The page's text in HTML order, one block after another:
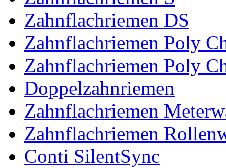
Zahnflachriemen DS
Zahnflachriemen Poly
Zahnflachriemen Poly
Doppelzahnriemen
Zahnflachriemen
Zahnflachriemen
Conti SilentSync